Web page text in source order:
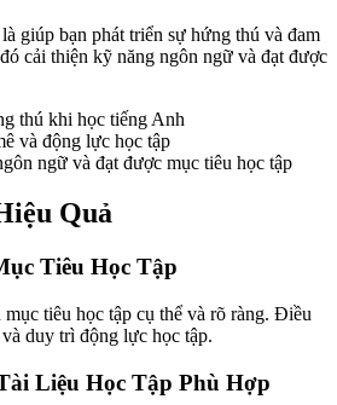
giúp bạn phát triển sự hứng thú và đam
cải thiện kỹ năng ngôn ngữ và đạt được
thú khi học tiếng Anh
và động lực học tập
ngữ và đạt được mục tiêu học tập
Quả
Tiêu Học Tập
tiêu học tập cụ thể và rõ ràng. Điều
duy trì động lực học tập.
Liệu Học Tập Phù Hợp